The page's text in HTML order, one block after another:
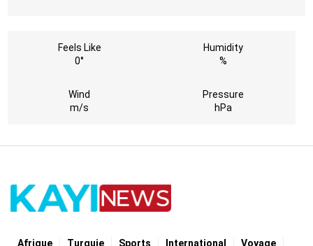
Feels Like
0°
Humidity
%
Wind
m/s
Pressure
hPa
Afrique Turquie Sports International Voyage